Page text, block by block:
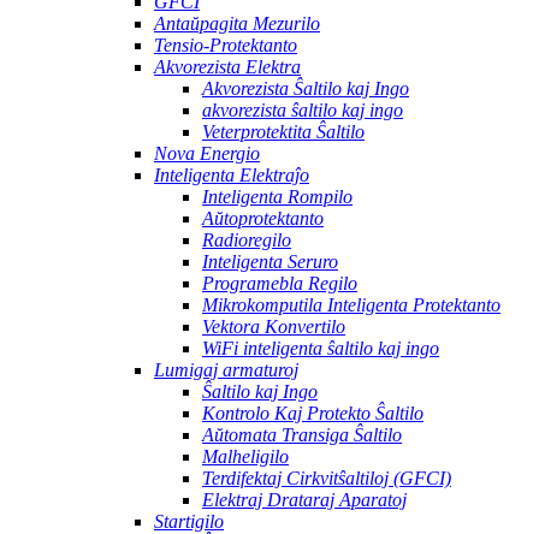
Antaŭpagita Mezurilo
Tensio-Protektanto
Akvorezista Elektra
Akvorezista Ŝaltilo kaj Ingo
akvorezista ŝaltilo kaj ingo
Veterprotektita Ŝaltilo
Nova Energio
Inteligenta Elektraĵo
Inteligenta Rompilo
Aŭtoprotektanto
Radioregilo
Inteligenta Seruro
Programebla Regilo
Mikrokomputila Inteligenta Protektanto
Vektora Konvertilo
WiFi inteligenta ŝaltilo kaj ingo
Lumigaj armaturoj
Ŝaltilo kaj Ingo
Kontrolo Kaj Protekto Ŝaltilo
Aŭtomata Transiga Ŝaltilo
Malheligilo
Terdifektaj Cirkvitŝaltiloj (GFCI)
Elektraj Drataraj Aparatoj
Startigilo